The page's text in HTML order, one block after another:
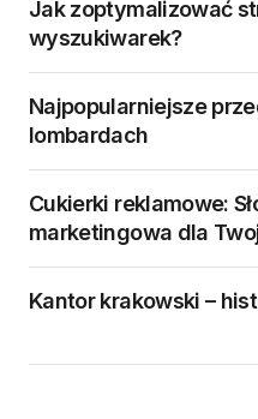
Jak zoptymalizować
wyszukiwarek?
Najpopularniejsze
lombardach
Cukierki reklamowe:
marketingowa dla
Kantor krakowski –